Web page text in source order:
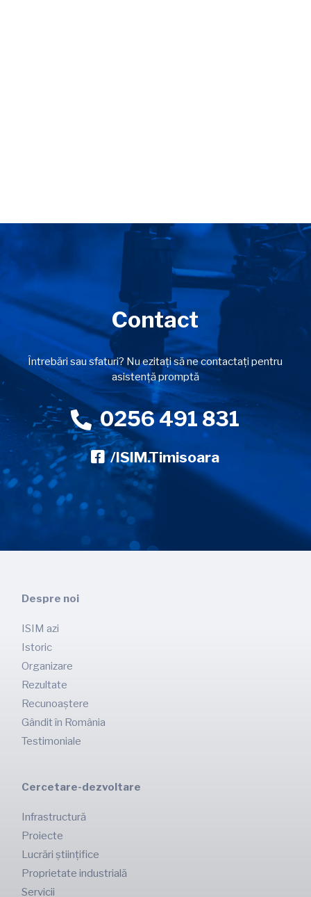
Contact
Întrebări sau sfaturi? Nu ezitați să ne contactați pentru
asistență promptă
0256 491 831
/ISIM.Timisoara
Despre noi
ISIM azi
Istoric
Organizare
Rezultate
Recunoaștere
Gândit în România
Testimoniale
Cercetare-dezvoltare
Infrastructură
Proiecte
Lucrări științifice
Proprietate industrială
Servicii